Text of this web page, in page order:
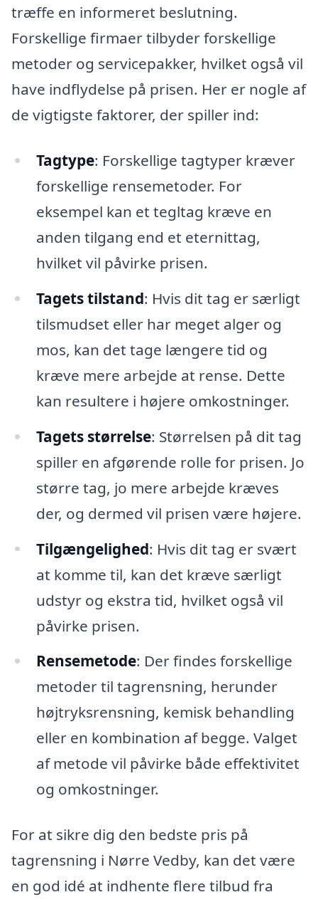
træffe en informeret beslutning.
Forskellige firmaer tilbyder forskellige
metoder og servicepakker, hvilket også vil
have indflydelse på prisen. Her er nogle af
de vigtigste faktorer, der spiller ind:
Tagtype: Forskellige tagtyper kræver
forskellige rensemetoder. For
eksempel kan et tegltag kræve en
anden tilgang end et eternittag,
hvilket vil påvirke prisen.
Tagets tilstand: Hvis dit tag er særligt
tilsmudset eller har meget alger og
mos, kan det tage længere tid og
kræve mere arbejde at rense. Dette
kan resultere i højere omkostninger.
Tagets størrelse: Størrelsen på dit tag
spiller en afgørende rolle for prisen. Jo
større tag, jo mere arbejde kræves
der, og dermed vil prisen være højere.
Tilgængelighed: Hvis dit tag er svært
at komme til, kan det kræve særligt
udstyr og ekstra tid, hvilket også vil
påvirke prisen.
Rensemetode: Der findes forskellige
metoder til tagrensning, herunder
højtryksrensning, kemisk behandling
eller en kombination af begge. Valget
af metode vil påvirke både effektivitet
og omkostninger.
For at sikre dig den bedste pris på
tagrensning i Nørre Vedby, kan det være
en god idé at indhente flere tilbud fra